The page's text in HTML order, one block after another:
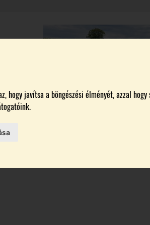
hogy javítsa a böngészési élményét, azzal
BORÁSZATOK MAGYARORSZÁG